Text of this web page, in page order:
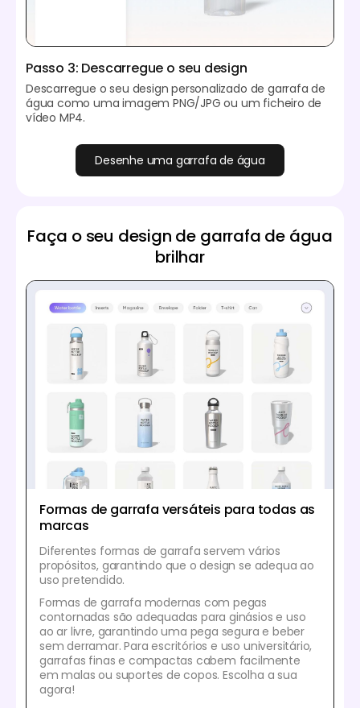
Passo 3: Descarregue o seu design
Descarregue o seu design personalizado de garrafa de
água como uma imagem PNG/JPG ou um ficheiro de
vídeo MP4.
Desenhe uma garrafa de água
Faça o seu design de garrafa de água
brilhar
Formas de garrafa versáteis para todas as
marcas
Diferentes formas de garrafa servem vários
propósitos, garantindo que o design se adequa ao
uso pretendido.
Formas de garrafa modernas com pegas
contornadas são adequadas para ginásios e uso
ao ar livre, garantindo uma pega segura e beber
sem derramar. Para escritórios e uso universitário,
garrafas finas e compactas cabem facilmente
em malas ou suportes de copos. Escolha a sua
agora!